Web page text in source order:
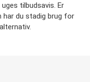
tilbudsavis. Er
har du stadig brug for